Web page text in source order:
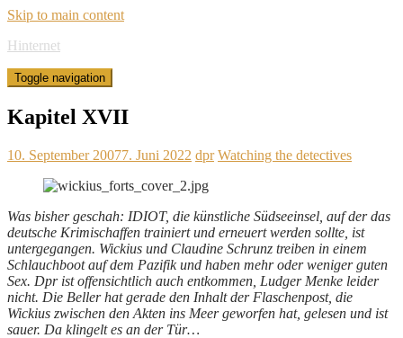
Skip to main content
Hinternet
Toggle navigation
Kapitel XVII
10. September 20077. Juni 2022 dpr Watching the detectives
Was bisher geschah: IDIOT, die künstliche Südseeinsel, auf der das
deutsche Krimischaffen trainiert und erneuert werden sollte, ist
untergegangen. Wickius und Claudine Schrunz treiben in einem
Schlauchboot auf dem Pazifik und haben mehr oder weniger guten
Sex. Dpr ist offensichtlich auch entkommen, Ludger Menke leider
nicht. Die Beller hat gerade den Inhalt der Flaschenpost, die
Wickius zwischen den Akten ins Meer geworfen hat, gelesen und ist
sauer. Da klingelt es an der Tür…